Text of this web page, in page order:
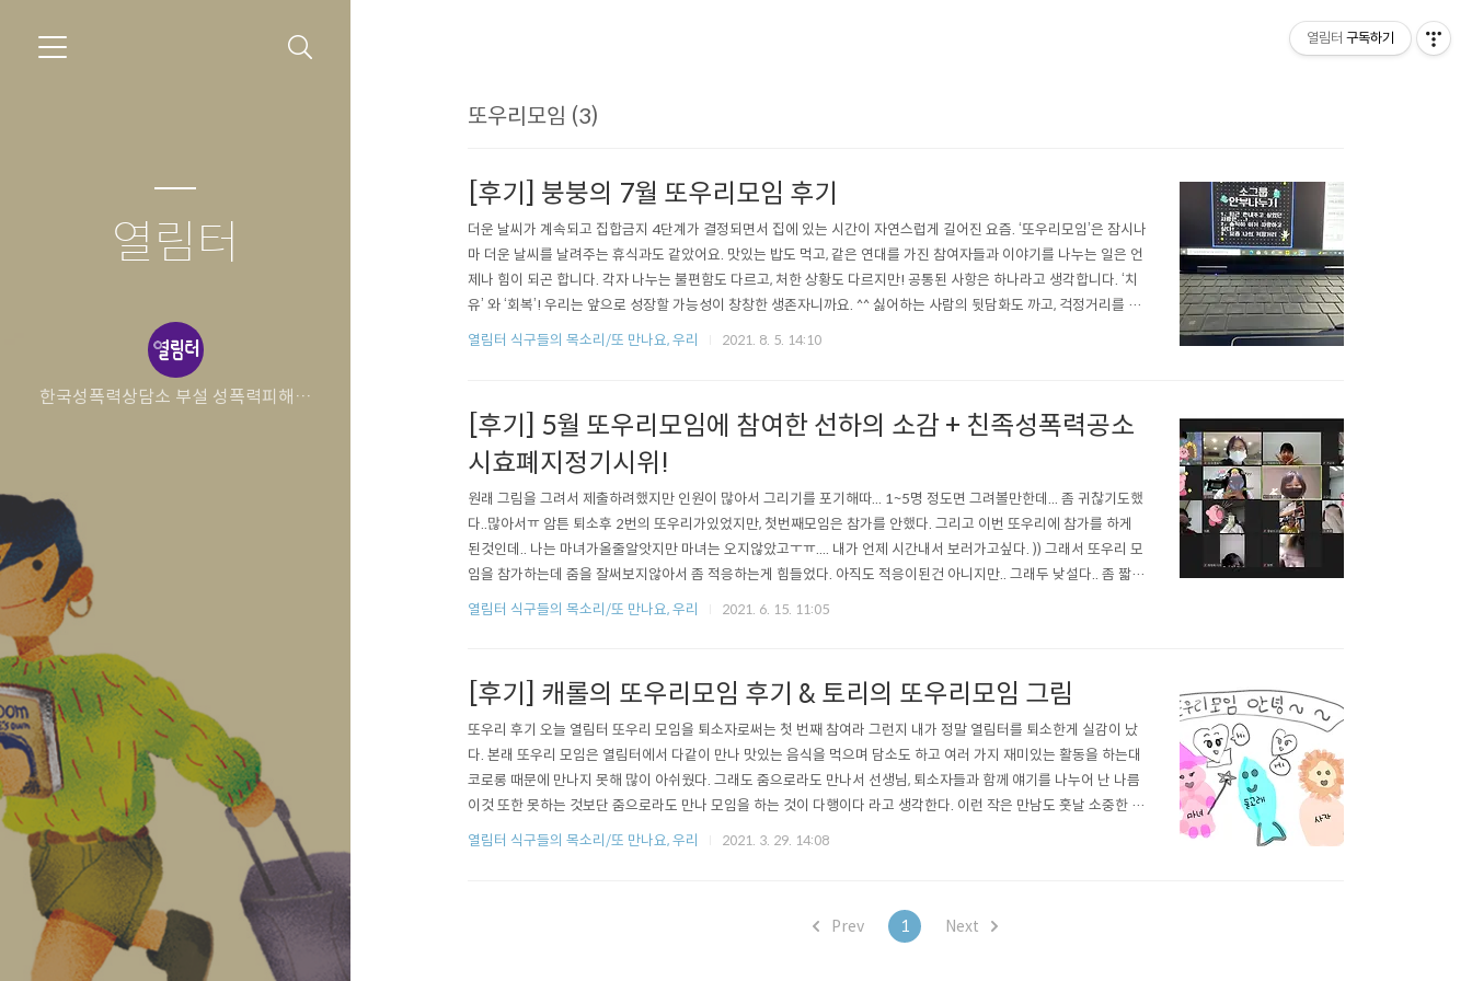
열림터
한국성폭력상담소 부설 성폭력피해자
또우리모임 (3)
[후기] 붕붕의 7월 또우리모임 후기
더운 날씨가 계속되고 집합금지 4단계가 결정되면서 집에 있는 시간이 자연스럽게 길어진 요즘. ‘또우리모임’은 잠시나
마 더운 날씨를 날려주는 휴식과도 같았어요. 맛있는 밥도 먹고, 같은 연대를 가진 참여자들과 이야기를 나누는 일은 언
제나 힘이 되곤 합니다. 각자 나누는 불편함도 다르고, 처한 상황도 다르지만! 공통된 사항은 하나라고 생각합니다. ‘치
유’ 와 ‘회복’! 우리는 앞으로 성장할 가능성이 창창한 생존자니까요. ^^ 싫어하는 사람의 뒷담화도 까고, 걱정거리를 나
누어보기도 하고, 자랑거리를 자신있게! 자랑해보기도 하고 ! 이 모든 것이 자연스럽게 가능했던 또우리모임! 열림터와
열림터 식구들의 목소리/또 만나요, 우리 2021. 8. 5. 14:10
[후기] 5월 또우리모임에 참여한 선하의 소감 + 친족성폭력공소
시효폐지정기시위!
원래 그림을 그려서 제출하려했지만 인원이 많아서 그리기를 포기해따... 1~5명 정도면 그려볼만한데... 좀 귀찮기도했
다..많아서ㅠ 암튼 퇴소후 2번의 또우리가있었지만, 첫번째모임은 참가를 안했다. 그리고 이번 또우리에 참가를 하게
된것인데.. 나는 마녀가올줄알앗지만 마녀는 오지않았고ㅜㅠ.... 내가 언제 시간내서 보러가고싶다. )) 그래서 또우리 모
임을 참가하는데 줌을 잘써보지않아서 좀 적응하는게 힘들었다. 아직도 적응이된건 아니지만.. 그래두 낮설다.. 좀 짧아
서 놀랐다! .... 펜데믹을 일으킨 코로나만 없어도 얼굴을 마주힐수있었는데..에잉 쯧.. 아.주.아.주 아쉽다!ㅠ.ㄹㅇ로...
열림터 식구들의 목소리/또 만나요, 우리 2021. 6. 15. 11:05
[후기] 캐롤의 또우리모임 후기 & 토리의 또우리모임 그림
또우리 후기 오늘 열림터 또우리 모임을 퇴소자로써는 첫 번째 참여라 그런지 내가 정말 열림터를 퇴소한게 실감이 났
다. 본래 또우리 모임은 열림터에서 다같이 만나 맛있는 음식을 먹으며 담소도 하고 여러 가지 재미있는 활동을 하는대
코로롱 때문에 만나지 못해 많이 아쉬웠다. 그래도 줌으로라도 만나서 선생님, 퇴소자들과 함께 얘기를 나누어 난 나름
이것 또한 못하는 것보단 줌으로라도 만나 모임을 하는 것이 다행이다 라고 생각한다. 이런 작은 만남도 훗날 소중한 추
억이 되니깐 만나서 하는 또우리만큼 의미있다고 느꼈다. 이번 또우리 모임을 하면서 퇴소자들의 고민 이야기를 들으
열림터 식구들의 목소리/또 만나요, 우리 2021. 3. 29. 14:08
Prev 1 Next
열림터 구독하기